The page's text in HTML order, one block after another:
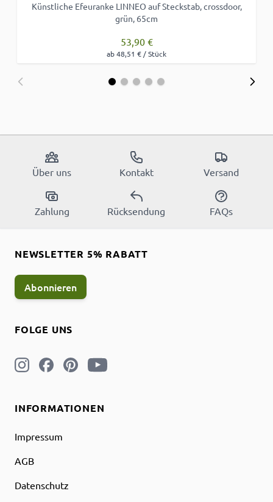
Künstliche Efeuranke LINNEO auf Steckstab, crossdoor,
grün, 65cm
53,90 €
ab 48,51 € / Stück
Über uns Kontakt Versand
Zahlung Rücksendung FAQs
INFORMATIONEN
Impressum
AGB
Datenschutz
FOLGE UNS
NEWSLETTER 5% RABATT
Abonnieren